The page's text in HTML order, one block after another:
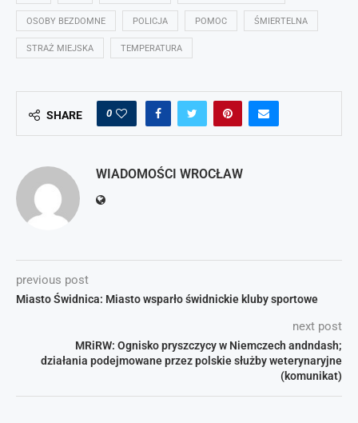
OSOBY BEZDOMNE POLICJA POMOC ŚMIERTELNA
STRAŻ MIEJSKA TEMPERATURA
SHARE 0
WIADOMOŚCI WROCŁAW
previous post
Miasto Świdnica: Miasto wsparło świdnickie kluby sportowe
next post
MRiRW: Ognisko pryszczycy w Niemczech andndash;
działania podejmowane przez polskie służby weterynaryjne
(komunikat)